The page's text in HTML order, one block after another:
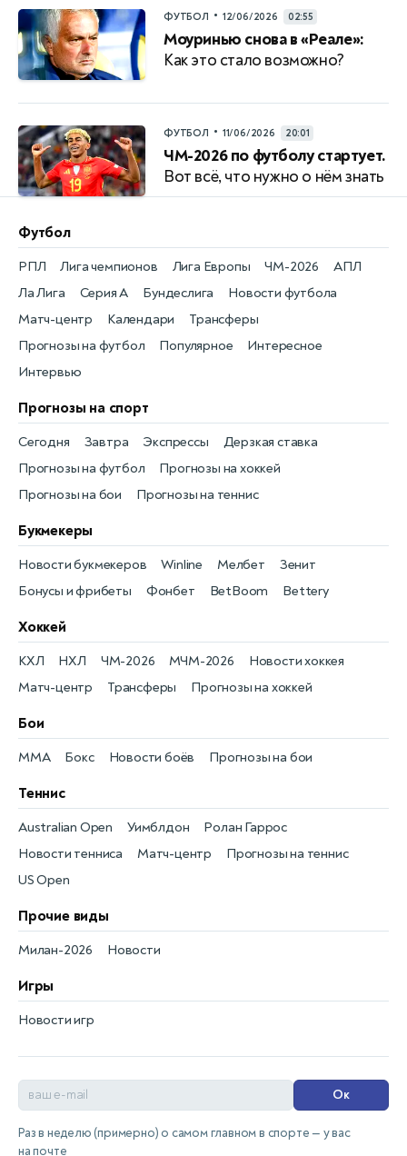
ФУТБОЛ • 12/06/2026 02:55
Моуринью снова в «Реале»:
Как это стало возможно?
ФУТБОЛ • 11/06/2026 20:01
ЧМ-2026 по футболу стартует.
Вот всё, что нужно о нём знать
Футбол
Новости футбола
РПЛ
Матч-центр
Лига чемпионов
Календари
Лига Европы
Трансферы
ЧМ-2026
Прогнозы на футбол
АПЛ
Популярное
Ла Лига
Интересное
Серия А
Интервью
Бундеслига
Прогнозы на спорт
Прогнозы на футбол
Сегодня
Прогнозы на хоккей
Завтра
Прогнозы на бои
Экспрессы
Прогнозы на теннис
Дерзкая ставка
Букмекеры
Бонусы и фрибеты
Новости букмекеров
Фонбет
Winline
BetBoom
Мелбет
Bettery
Зенит
Хоккей
Новости хоккея
КХЛ
Матч-центр
НХЛ
Трансферы
ЧМ-2026
Прогнозы на хоккей
МЧМ-2026
Бои
Новости боёв
MMA Прогнозы на бои
Бокс
Теннис
Новости тенниса
Australian Open
Матч-центр
Уимблдон
Прогнозы на теннис
Ролан Гаррос
US Open
Прочие виды
Новости
Милан-2026
Игры
Новости игр
Ок
Раз в неделю (примерно) о самом главном в спорте — у вас
на почте